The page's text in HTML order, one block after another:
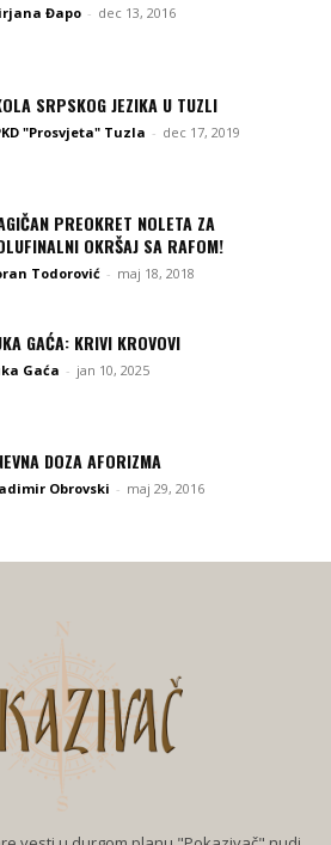
Đapo - dec 13, 2016
SRPSKOG JEZIKA U TUZLI
"Prosvjeta" Tuzla - dec 17, 2019
PREOKRET NOLETA ZA
OKRŠAJ SA RAFOM!
Todorović - maj 18, 2018
GAĆA: KRIVI KROVOVI
Gaća - jan 10, 2025
DOZA AFORIZMA
Obrovski - maj 29, 2016